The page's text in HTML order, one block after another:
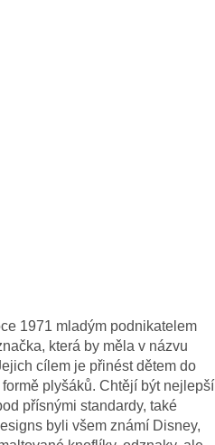
1971 mladým podnikatelem
která by měla v názvu
cílem je přinést dětem do
plyšáků. Chtějí být nejlepší
přísnými standardy, také
byli všem známí Disney,